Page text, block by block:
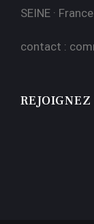
SEINE · France
contact :